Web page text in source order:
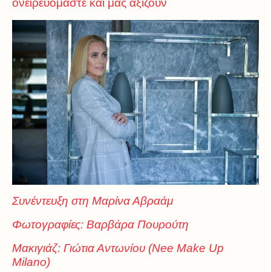
ονειρευόμαστε και μας αξίζουν
Συνέντευξη στη Μαρίνα Αβραάμ
Φωτογραφίες: Βαρβάρα Πουρούτη
Μακιγιάζ: Γιώτια Αντωνίου (Nee Make Up
Milano)